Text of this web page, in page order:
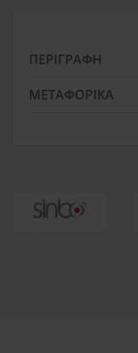
ΠΕΡΙΓΡΑΦΉ
ΜΕΤΑΦΟΡΙΚΆ